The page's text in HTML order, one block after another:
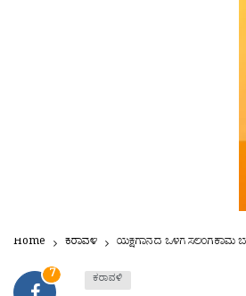
Home ಕರಾವಳಿ ಯಕ್ಷಗಾನದ ಒಳಗೆ ಸಲಿಂಗಕಾಮ
ಕರಾವಳಿ
7